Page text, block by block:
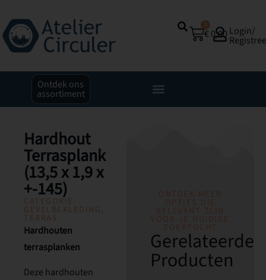
€ 0,00 Login/
Ontdek ons
assortiment
Hardhout
Terrasplank
(13,5 x 1,9 x
+-145)
CATEGORIE:
GEVELBEKLEDING,
TERRAS
Hardhouten
terrasplanken
Deze hardhouten
ONTDEK MEER
OPTIES DIE
RELEVANT ZIJN
VOOR JE HUIDIGE
ZOEKTOCHT
Gerelateerde
Producten